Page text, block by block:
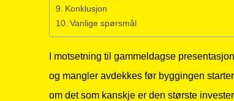
Konklusjon
Vanlige spørsmål
I motsetning til gammeldagse
og mangler avdekkes før byggingen
om det som kanskje er den største